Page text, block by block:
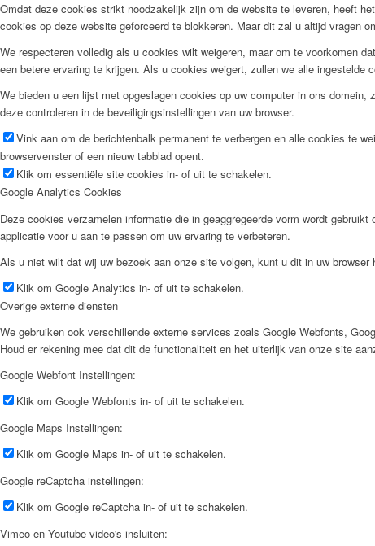
Omdat deze cookies strikt noodzakelijk zijn om de website te leveren, heeft
cookies op deze website geforceerd te blokkeren. Maar dit zal u altijd vragen
We respecteren volledig als u cookies wilt weigeren, maar om te voorkomen
een betere ervaring te krijgen. Als u cookies weigert, zullen we alle ingestelde
We bieden u een lijst met opgeslagen cookies op uw computer in ons
deze controleren in de beveiligingsinstellingen van uw browser.
Vink aan om de berichtenbalk permanent te verbergen en alle cookies te
browservenster of een nieuw tabblad opent.
Klik om essentiële site cookies in- of uit te schakelen.
Google Analytics Cookies
Deze cookies verzamelen informatie die in geaggregeerde vorm wordt
applicatie voor u aan te passen om uw ervaring te verbeteren.
Als u niet wilt dat wij uw bezoek aan onze site volgen, kunt u dit in uw browser
Klik om Google Analytics in- of uit te schakelen.
Overige externe diensten
We gebruiken ook verschillende externe services zoals Google Webfonts,
Houd er rekening mee dat dit de functionaliteit en het uiterlijk van onze site
Google Webfont Instellingen:
Klik om Google Webfonts in- of uit te schakelen.
Google Maps Instellingen:
Klik om Google Maps in- of uit te schakelen.
Google reCaptcha instellingen:
Klik om Google reCaptcha in- of uit te schakelen.
Vimeo en Youtube video's insluiten: